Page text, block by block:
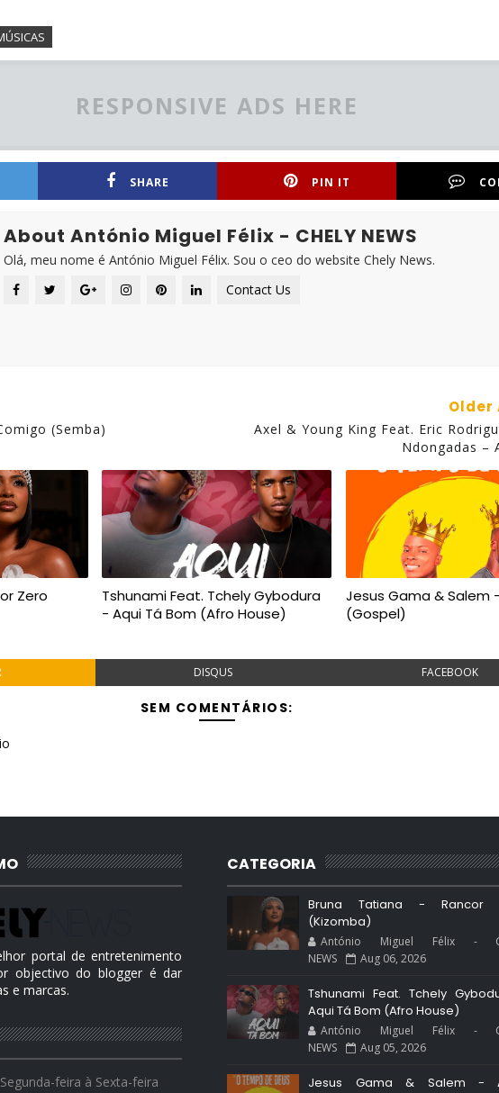
RESPONSIVE ADS HERE
SHARE PIN IT
About António Miguel Félix - CHELY NEWS
Olá, meu nome é António Miguel Félix. Sou o ceo do website Chely News.
Contact Us
(Semba)
Older
Axel & Young King Feat. Eric
Ndongadas –
Zero
Tshunami Feat. Tchely Gybodura
- Aqui Tá Bom (Afro House)
Jesus Gama & Salem
(Gospel)
DISQUS FACEBOOK
SEM COMENTÁRIOS:
portal de entretenimento
objectivo do blogger é dar
e marcas.
feira à Sexta-feira
CATEGORIA
Bruna Tatiana - Rancor
(Kizomba)
António Miguel Félix -
NEWS
Aug 06, 2026
Tshunami Feat. Tchely
Aqui Tá Bom (Afro House)
António Miguel Félix -
NEWS
Aug 05, 2026
Jesus Gama & Salem -